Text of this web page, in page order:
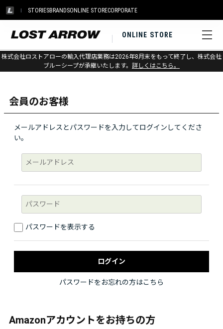
STORIESBRANDSONLINE STORECORPORATE
ONLINE STORE
株式会社ロストアローの輸入代理店業務は2026年8月末をもって終了し、株式会社
ブルーシープが承継いたします。 詳しくはこちら。
ログイン
会員のお客様
メールアドレスとパスワードを入力してログインしてくださ
い。
パスワードを表示する
パスワードをお忘れの方はこちら
Amazonアカウントをお持ちの方